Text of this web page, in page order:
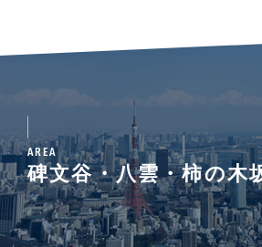
AREA
碑文谷・八雲・柿の木